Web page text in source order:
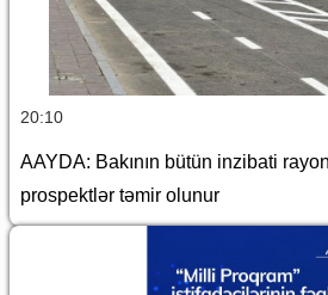
20:10
AAYDA: Bakının bütün inzibati
prospektlər təmir olunur